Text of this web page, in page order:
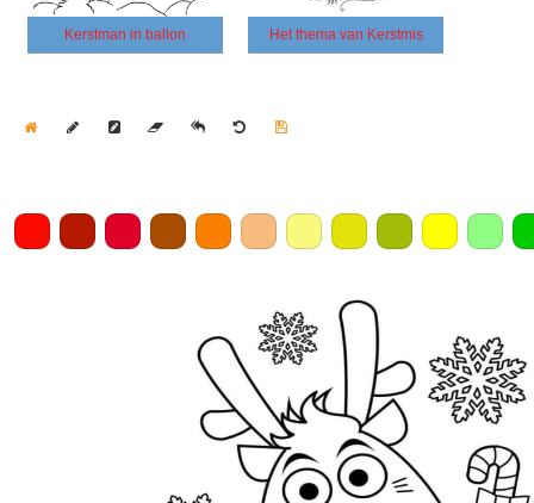
Kerstman in ballon Het thema van Kerstmis